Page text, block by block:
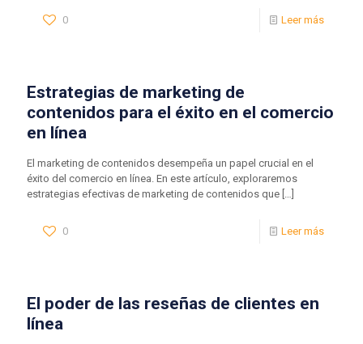
0 Leer más
Estrategias de marketing de
contenidos para el éxito en el comercio
en línea
El marketing de contenidos desempeña un papel crucial en el
éxito del comercio en línea. En este artículo, exploraremos
estrategias efectivas de marketing de contenidos que […]
0 Leer más
El poder de las reseñas de clientes en
línea